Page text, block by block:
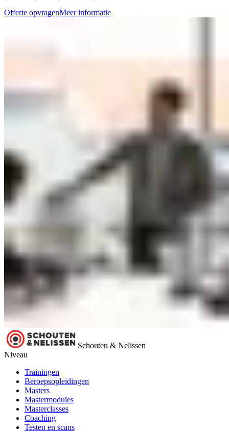
Offerte opvragenMeer informatie
Schouten & Nelissen
Niveau
Trainingen
Beroepsopleidingen
Masters
Mastermodules
Masterclasses
Coaching
Testen en scans